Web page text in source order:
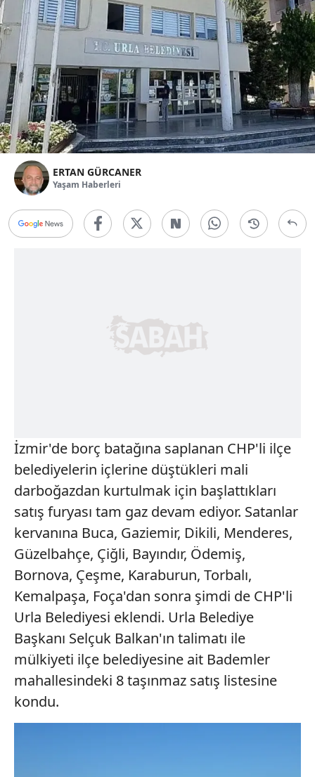
ERTAN GÜRCANER
Yaşam Haberleri
İzmir'de borç batağına saplanan CHP'li ilçe
belediyelerin içlerine düştükleri mali
darboğazdan kurtulmak için başlattıkları
satış furyası tam gaz devam ediyor. Satanlar
kervanına Buca, Gaziemir, Dikili, Menderes,
Güzelbahçe, Çiğli, Bayındır, Ödemiş,
Bornova, Çeşme, Karaburun, Torbalı,
Kemalpaşa, Foça'dan sonra şimdi de CHP'li
Urla Belediyesi eklendi. Urla Belediye
Başkanı Selçuk Balkan'ın talimatı ile
mülkiyeti ilçe belediyesine ait Bademler
mahallesindeki 8 taşınmaz satış listesine
kondu.